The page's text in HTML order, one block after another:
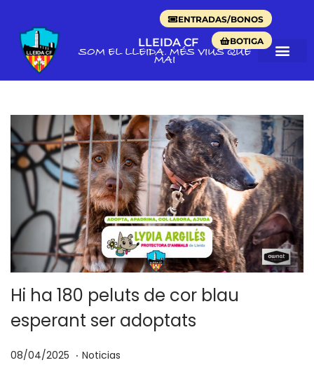
ENTRADAS/BONOS
BOTIGA
LLEIDA CF
SOM EL LLEIDA. MÉS VIUS QUE
MAI
Hi ha 180 peluts de cor blau
esperant ser adoptats
P
08/04/2025 . P
Noticias